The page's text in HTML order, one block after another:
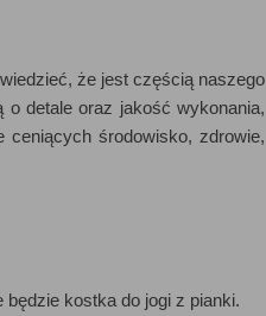
że jest częścią naszego
detale oraz jakość wykonania,
ceniących środowisko, zdrowie,
kostka do jogi z pianki.